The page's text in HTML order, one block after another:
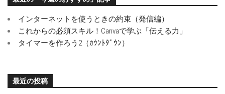
インターネットを使うときの約束（発信編）
これからの必須スキル！Canvaで学ぶ「伝える力」
タイマーを作ろう2（ｶｳﾝﾄﾀﾞｳﾝ）
最近の投稿